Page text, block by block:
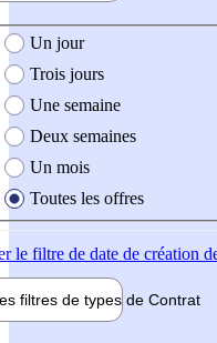
création de l'offre
Un jour
Trois jours
Une semaine
Deux semaines
Un mois
Toutes les offres
le filtre de date de création
filtres de types de Contrat